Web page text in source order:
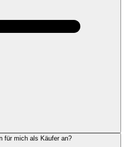
für mich als Käufer an?